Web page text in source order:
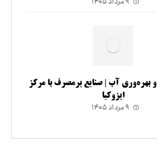
ایزو ۴۶۰۰۱ و بهره‌وری آب | صنایع پرمصرف با مرکز
ایزوکیا
۹ مرداد ۱۴۰۵